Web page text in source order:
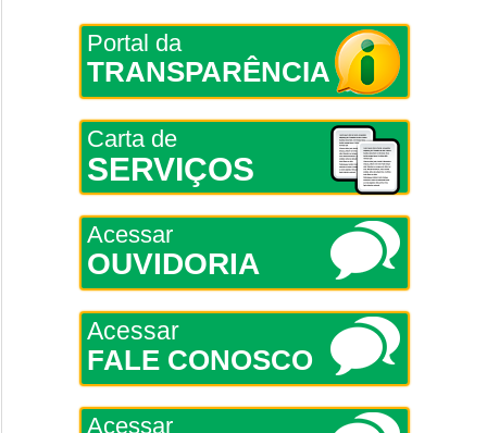
Portal da
TRANSPARÊNCIA
Carta de
SERVIÇOS
Acessar
OUVIDORIA
Acessar
FALE CONOSCO
Acessar